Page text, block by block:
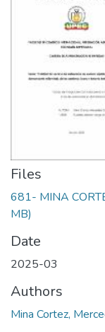
Files
681- MINA
MB)
Date
2025-03
Authors
Mina Cortez,